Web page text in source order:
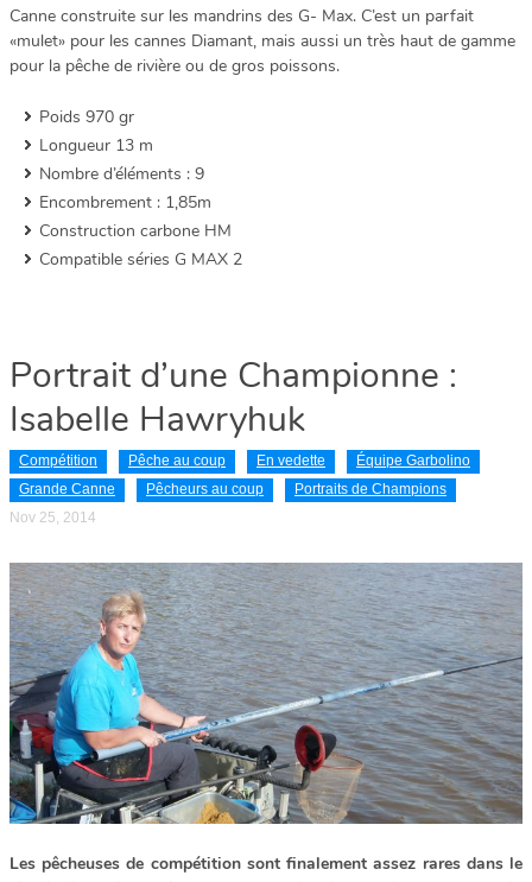
Canne construite sur les mandrins des G- Max. C’est un parfait
«mulet» pour les cannes Diamant, mais aussi un très haut de gamme
pour la pêche de rivière ou de gros poissons.
Poids 970 gr
Longueur 13 m
Nombre d’éléments : 9
Encombrement : 1,85m
Construction carbone HM
Compatible séries G MAX 2
Portrait d’une Championne :
Isabelle Hawryhuk
Compétition Pêche au coup En vedette
Équipe Garbolino
Grande Canne
Pêcheurs au coup
Portraits de Champions
Nov 25, 2014
Les pêcheuses de compétition sont finalement assez rares dans le